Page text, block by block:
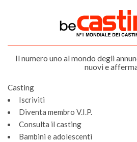
Il numero uno al mondo degli
nuovi e
Casting
Iscriviti
Diventa membro V.I.P.
Consulta il casting
Bambini e adolescenti